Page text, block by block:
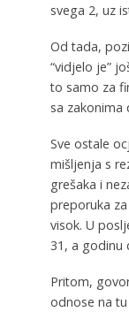
svega 2, uz
Od tada,
“vidjelo je”
to samo za
sa zakonima
Sve ostale
mišljenja s
grešaka i
preporuka
visok. U
31, a godinu
Pritom,
odnose na